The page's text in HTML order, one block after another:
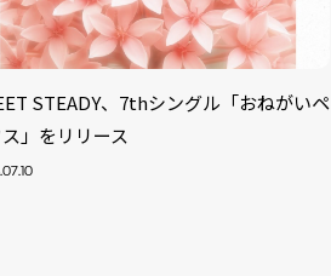
STEADY、7thシングル「おねがいペ
」をリリース